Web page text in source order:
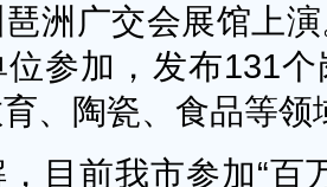
洲广交会展馆上
参加，发布131
、陶瓷、食品等领
目前我市参加“百